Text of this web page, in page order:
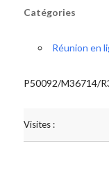
Catégories
Réunion en
P50092/M36714/
Visites :